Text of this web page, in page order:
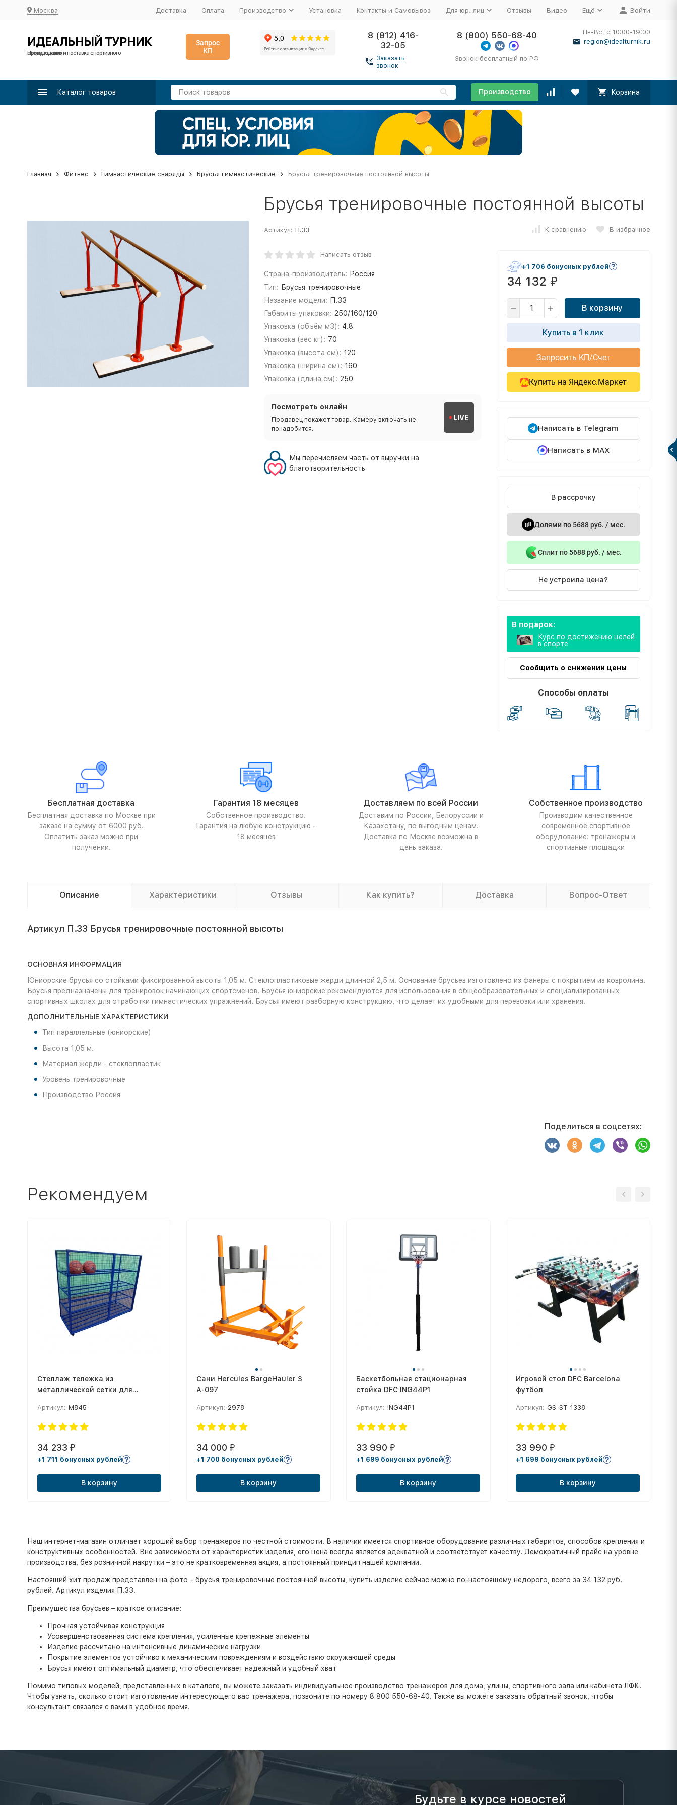
Москва Доставка Оплата Производство Установка Контакты и Самовывоз Для юр. лиц Отзывы Видео Ещё Войти
ИДЕАЛЬНЫЙ ТУРНИК
Производство и поставка спортивного оборудования
Запрос
КП
8 (812) 416-
32-05
Заказать
звонок
8 (800) 550-68-40
Звонок бесплатный по РФ
Пн-Вс, с 10:00-19:00
region@idealturnik.ru
Каталог товаров Производство Корзина
Главная Фитнес Гимнастические снаряды Брусья гимнастические Брусья тренировочные постоянной высоты
Брусья тренировочные постоянной высоты
Артикул: П.33 К сравнению В избранное
Написать отзыв
Страна-производитель: Россия
Тип: Брусья тренировочные
Название модели: П.33
Габариты упаковки: 250/160/120
Упаковка (объём м3): 4.8
Упаковка (вес кг): 70
Упаковка (высота см): 120
Упаковка (ширина см): 160
Упаковка (длина см): 250
Посмотреть онлайн
Продавец покажет товар. Камеру включать не
понадобится.
LIVE
Мы перечисляем часть от выручки на
благотворительность
+1 706 бонусных рублей
34 132 ₽
В корзину
Купить в 1 клик
Запросить КП/Счет
Купить на Яндекс.Маркет
Написать в Telegram
Написать в MAX
В рассрочку
Долями по 5688 руб. / мес.
Сплит по 5688 руб. / мес.
Не устроила цена?
В подарок:
Курс по достижению целей
в спорте
Сообщить о снижении цены
Способы оплаты
Бесплатная доставка
Бесплатная доставка по Москве при
заказе на сумму от 6000 руб.
Оплатить заказ можно при
получении.
Гарантия 18 месяцев
Собственное производство.
Гарантия на любую конструкцию -
18 месяцев
Доставляем по всей России
Доставим по России, Белоруссии и
Казахстану, по выгодным ценам.
Доставка по Москве возможна в
день заказа.
Собственное производство
Производим качественное
современное спортивное
оборудование: тренажеры и
спортивные площадки
Описание Характеристики Отзывы Как купить? Доставка Вопрос-Ответ
Артикул П.33 Брусья тренировочные постоянной высоты
ОСНОВНАЯ ИНФОРМАЦИЯ
Юниорские брусья со стойками фиксированной высоты 1,05 м. Стеклопластиковые жерди длинной 2,5 м. Основание брусьев изготовлено из фанеры с покрытием из ковролина.
Брусья предназначены для тренировок начинающих спортсменов. Брусья юниорские рекомендуются для использования в общеобразовательных и специализированных
спортивных школах для отработки гимнастических упражнений. Брусья имеют разборную конструкцию, что делает их удобными для перевозки или хранения.
ДОПОЛНИТЕЛЬНЫЕ ХАРАКТЕРИСТИКИ
Тип параллельные (юниорские)
Высота 1,05 м.
Материал жерди - стеклопластик
Уровень тренировочные
Производство Россия
Поделиться в соцсетях:
Рекомендуем
Стеллаж тележка из
металлической сетки для
спортинвентаря,с замком, на
колесиках
Артикул: М845
34 233 ₽
+1 711 бонусных рублей
В корзину
Сани Hercules BargeHauler 3
А-097
Артикул: 2978
34 000₽
+1 700 бонусных рублей
В корзину
Баскетбольная стационарная
стойка DFC ING44P1
Артикул: ING44P1
33 990 ₽
+1 699 бонусных рублей
В корзину
Игровой стол DFC Barcelona
футбол
Артикул: GS-ST-1338
33 990 ₽
+1 699 бонусных рублей
В корзину
Наш интернет-магазин отличает хороший выбор тренажеров по честной стоимости. В наличии имеется спортивное оборудование различных габаритов, способов крепления и
конструктивных особенностей. Вне зависимости от характеристик изделия, его цена всегда является адекватной и соответствует качеству. Демократичный прайс на уровне
производства, без розничной накрутки – это не кратковременная акция, а постоянный принцип нашей компании.
Настоящий хит продаж представлен на фото – брусья тренировочные постоянной высоты, купить изделие сейчас можно по-настоящему недорого, всего за 34 132 руб.
рублей. Артикул изделия П.33.
Преимущества брусьев – краткое описание:
Прочная устойчивая конструкция
Усовершенствованная система крепления, усиленные крепежные элементы
Изделие рассчитано на интенсивные динамические нагрузки
Покрытие элементов устойчиво к механическим повреждениям и воздействию окружающей среды
Брусья имеют оптимальный диаметр, что обеспечивает надежный и удобный хват
Помимо типовых моделей, представленных в каталоге, вы можете заказать индивидуальное производство тренажеров для дома, улицы, спортивного зала или кабинета ЛФК.
Чтобы узнать, сколько стоит изготовление интересующего вас тренажера, позвоните по номеру 8 800 550-68-40. Также вы можете заказать обратный звонок, чтобы
консультант связался с вами в удобное время.
Будьте в курсе новостей